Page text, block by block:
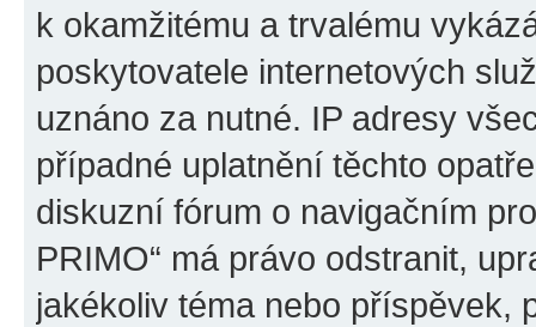
k okamžitému a trvalému
poskytovatele internetových
uznáno za nutné. IP adresy
případné uplatnění těchto
diskuzní fórum o navigačním
PRIMO“ má právo odstranit,
jakékoliv téma nebo příspěvek,